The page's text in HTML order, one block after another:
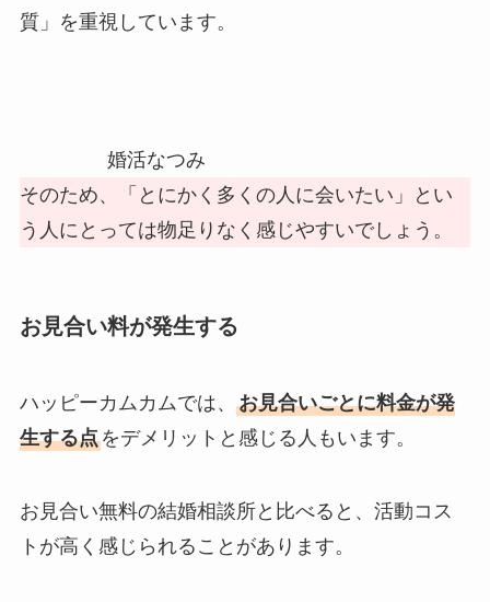
質」を重視しています。
婚活なつみ
そのため、「とにかく多くの人に会いたい」とい
う人にとっては物足りなく感じやすいでしょう。
お見合い料が発生する
ハッピーカムカムでは、 お見合いごとに料金が発
生する点をデメリットと感じる人もいます。
お見合い無料の結婚相談所と比べると、活動コス
トが高く感じられることがあります。